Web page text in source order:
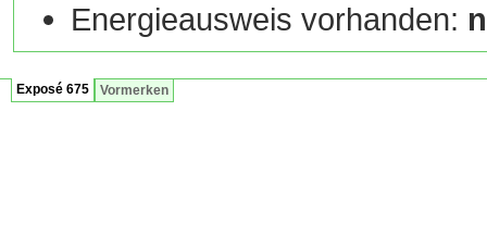
Energieausweis vorhanden:
Exposé 675 Vormerken